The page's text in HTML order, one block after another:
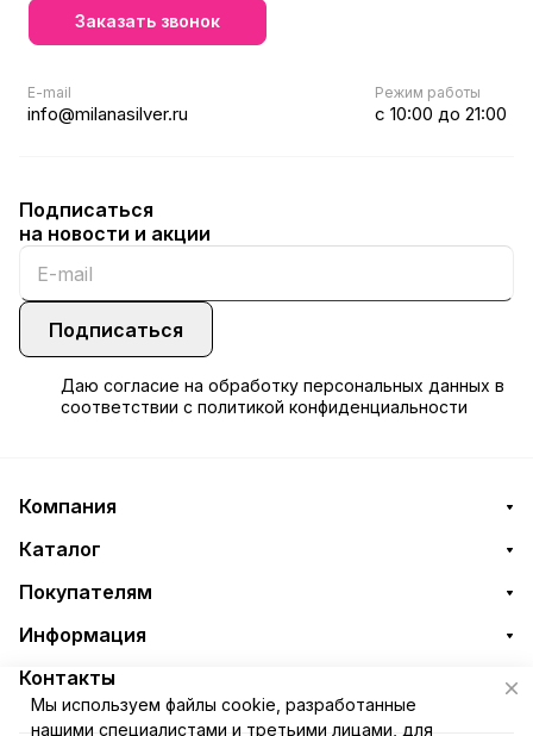
Заказать звонок
E-mail
info@milanasilver.ru
Режим работы
с 10:00 до 21:00
Подписаться
на новости и акции
Подписаться
Даю согласие на обработку персональных данных в
соответствии с политикой конфиденциальности
Компания
Каталог
Покупателям
Информация
Контакты
Мы используем файлы cookie, разработанные
нашими специалистами и третьими лицами, для